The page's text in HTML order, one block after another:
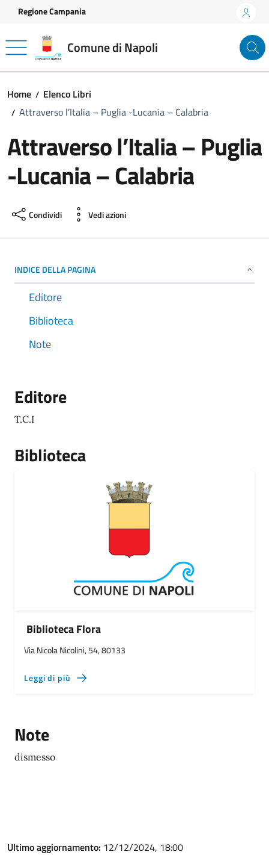
Vai ai contenuti
Vai al footer
Regione Campania
Comune di Napoli
Home
Elenco Libri
Attraverso l’Italia – Puglia -Lucania – Calabria
Attraverso l’Italia – Puglia
-Lucania – Calabria
Condividi Vedi azioni
INDICE DELLA PAGINA
Editore
Biblioteca
Note
Editore
T.C.I
Biblioteca
Biblioteca Flora
Via Nicola Nicolini, 54, 80133
Leggi di più
Note
dismesso
Ultimo aggiornamento: 12/12/2024, 18:00